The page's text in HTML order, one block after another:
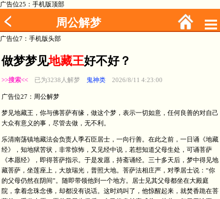
广告位25：手机版顶部
周公解梦
广告位7：手机版头部
做梦梦见地藏王好不好？
>>搜索<< 已为3238人解梦 鬼神类 2026/8/11 4:23:00
广告位27：周公解梦
梦见地藏王，你与佛菩萨有缘，做这个梦，表示一切如意，任何良善的对自己
大众有意义的事，尽管去做，无不利。
乐清南荡镇地藏法会负责人季石臣居士，一向行善。在此之前，一日诵《地藏
经》，知地狱苦状，非常惊怖，又见经中说，若想知道父母生处，可诵菩萨
《本愿经》，即得菩萨指示。于是发愿，持斋诵经。三十多天后，梦中得见地
藏菩萨，坐莲座上，大放瑞光，普照大地。菩萨法相庄严，对季居士说：“你
的父母仍然在阴间”。随即带领他到一个地方。居士见其父母都坐在大殿庭
院，拿着念珠念佛，却都没有说话。这时鸡叫了，他惊醒起来，就焚香跪在菩